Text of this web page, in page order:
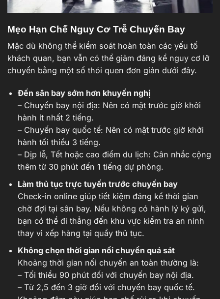
Mẹo Hạn Chế Nguy Cơ Trễ Chuyến Bay
Mặc dù không thể kiểm soát hoàn toàn các yếu tố
khách quan, bạn vẫn có thể giảm đáng kể nguy cơ lỡ
chuyến bằng một số thói quen đơn giản dưới đây.
Đến sân bay sớm hơn khuyến nghị
– Chuyến bay nội địa: Nên có mặt trước giờ khởi
hành ít nhất 2 tiếng.
– Chuyến bay quốc tế: Nên có mặt trước giờ khởi
hành tối thiểu 3 tiếng.
– Dịp lễ, Tết hoặc cao điểm du lịch: Cân nhắc cộng
thêm từ 30 phút đến 1 tiếng dự phòng.
Làm thủ tục trực tuyến trước chuyến bay
Check-in online giúp tiết kiệm đáng kể thời gian
chờ đợi tại sân bay. Nếu không có hành lý ký gửi,
bạn có thể đi thẳng đến khu vực kiểm tra an ninh
thay vì xếp hàng tại quầy thủ tục.
Không chọn thời gian nối chuyến quá sát
Khoảng thời gian nối chuyến an toàn thường là:
– Tối thiểu 90 phút đối với chuyến bay nội địa.
– Từ 2,5 đến 3 giờ đối với chuyến bay quốc tế.